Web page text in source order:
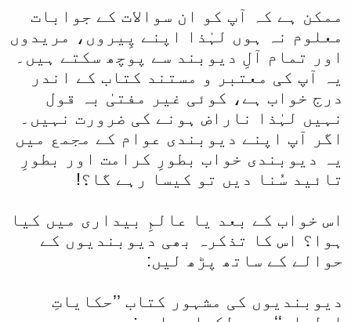
ممکن ہے کہ آپ کو ان سوالات کے جوابات
معلوم نہ ہوں لہٰذا اپنے پِیروں، مریدوں
اور تمام آلِ دیوبند سے پوچھ سکتے ہیں۔
یہ آپ کی معتبر و مستند کتاب کے اندر
درج خواب ہے، کوئی غیر مفتیٰ بہ قول
نہیں لہٰذا ناراض ہونے کی ضرورت نہیں۔
اگر آپ اپنے دیوبندی عوام کے مجمع میں
یہ دیوبندی خواب بطورِ کرامت اور بطورِ
تائید سُنا دیں تو کیسا رہے گا؟!
اس خواب کے بعد یا عالمِ بیداری میں کیا
ہوا؟ اس کا تذکرہ بھی دیوبندیوں کے
حوالے کے ساتھ پڑھ لیں:
دیوبندیوں کی مشہور کتاب ’’حکایاتِ